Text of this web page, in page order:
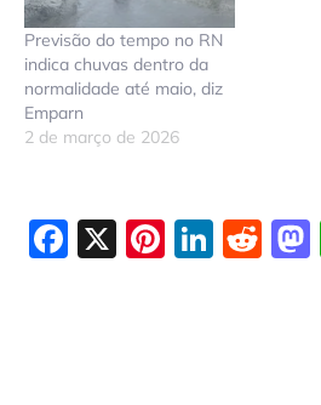
Previsão do tempo no RN
indica chuvas dentro da
normalidade até maio, diz
Emparn
2 de março de 2026
Facebook
X Pinterest